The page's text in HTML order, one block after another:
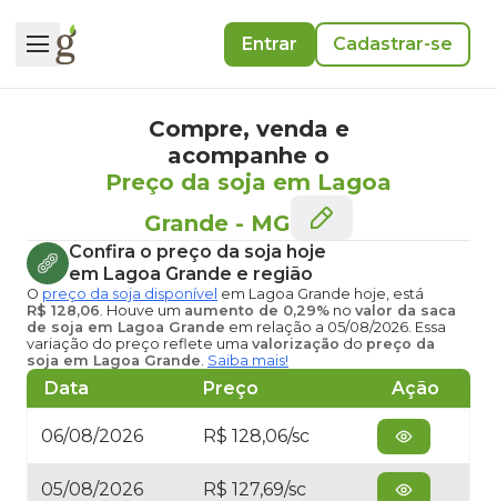
Entrar Cadastrar-se
Compre, venda e
acompanhe o
Preço da soja em Lagoa
Grande - MG
Confira o preço da soja hoje
em Lagoa Grande e região
O preço da soja disponível em Lagoa Grande hoje, está
R$ 128,06. Houve um aumento de 0,29% no valor da saca
de soja em Lagoa Grande em relação a 05/08/2026. Essa
variação do preço reflete uma valorização do preço da
soja em Lagoa Grande. Saiba mais!
Data Preço Ação
06/08/2026 R$ 128,06/sc
05/08/2026 R$ 127,69/sc